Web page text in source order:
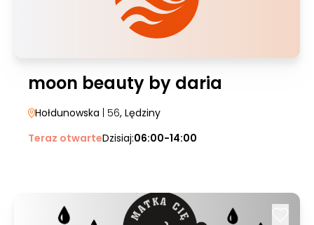
moon beauty by daria
Hołdunowska | 56, Lędziny
Teraz otwarteDzisiaj:06:00-14:00